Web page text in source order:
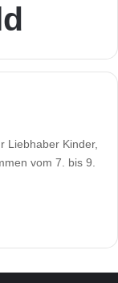
Liebhaber Kinder,
vom 7. bis 9.